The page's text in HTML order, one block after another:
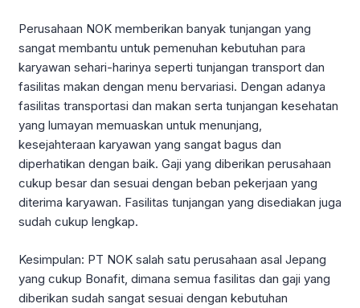
Perusahaan NOK memberikan banyak tunjangan yang
sangat membantu untuk pemenuhan kebutuhan para
karyawan sehari-harinya seperti tunjangan transport dan
fasilitas makan dengan menu bervariasi. Dengan adanya
fasilitas transportasi dan makan serta tunjangan kesehatan
yang lumayan memuaskan untuk menunjang,
kesejahteraan karyawan yang sangat bagus dan
diperhatikan dengan baik. Gaji yang diberikan perusahaan
cukup besar dan sesuai dengan beban pekerjaan yang
diterima karyawan. Fasilitas tunjangan yang disediakan juga
sudah cukup lengkap.
Kesimpulan: PT NOK salah satu perusahaan asal Jepang
yang cukup Bonafit, dimana semua fasilitas dan gaji yang
diberikan sudah sangat sesuai dengan kebutuhan